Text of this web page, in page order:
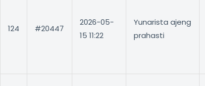
124 #20447
2026-05-
15 11:22
Yunarista ajeng
prahasti